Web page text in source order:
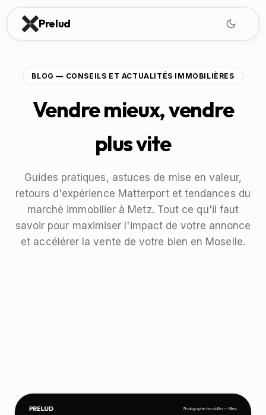
Prelud
BLOG — CONSEILS ET ACTUALITÉS IMMOBILIÈRES
Vendre mieux, vendre
plus vite
Guides pratiques, astuces de mise en valeur,
retours d'expérience Matterport et tendances du
marché immobilier à Metz. Tout ce qu'il faut
savoir pour maximiser l'impact de votre annonce
et accélérer la vente de votre bien en Moselle.